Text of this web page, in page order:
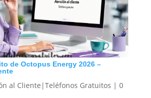
de Octopus Energy 2026 –
al Cliente|Teléfonos Gratuitos | 0